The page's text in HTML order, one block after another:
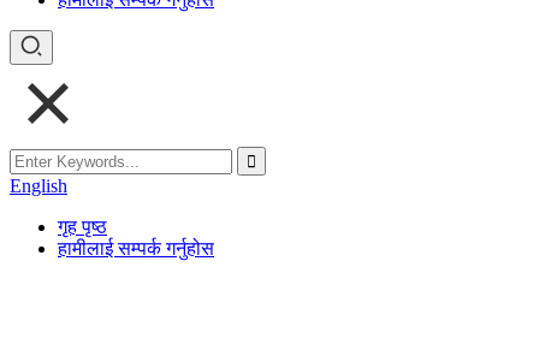
English
गृह पृष्ठ
हामीलाई सम्पर्क गर्नुहोस